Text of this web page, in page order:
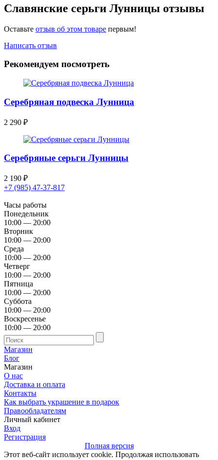
Славянские серьги Лунницы отзывы
Оставьте отзыв об этом товаре первым!
Написать отзыв
Рекомендуем посмотреть
Серебряная подвеска Лунница
2 290 ₽
Серебряные серьги Лунницы
2 190 ₽
+7 (985) 47-37-817
Часы работы
Понедельник
10:00 — 20:00
Вторник
10:00 — 20:00
Среда
10:00 — 20:00
Четверг
10:00 — 20:00
Пятница
10:00 — 20:00
Суббота
10:00 — 20:00
Воскресенье
10:00 — 20:00
Магазин
Блог
Магазин
О нас
Доставка и оплата
Контакты
Как выбрать украшение в подарок
Правообладателям
Личный кабинет
Вход
Регистрация
Полная версия
Этот веб-сайт использует cookie. Продолжая использовать